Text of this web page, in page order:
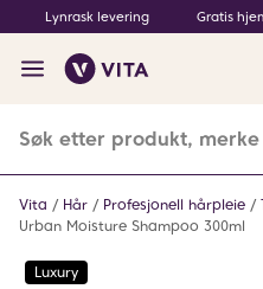
Lynrask levering Gratis
Vita Hår Profesjonell hårpleie
Urban Moisture Shampoo 300ml
Luxury